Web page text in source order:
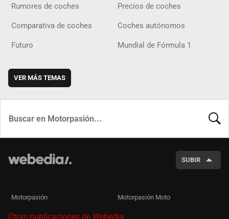
Rumores de coches Precios de coches
Comparativa de coches Coches autónomos
Futuro Mundial de Fórmula 1
VER MÁS TEMAS
SUBIR
Motorpasión Motorpasión Moto
Otras publicaciones de Webedia